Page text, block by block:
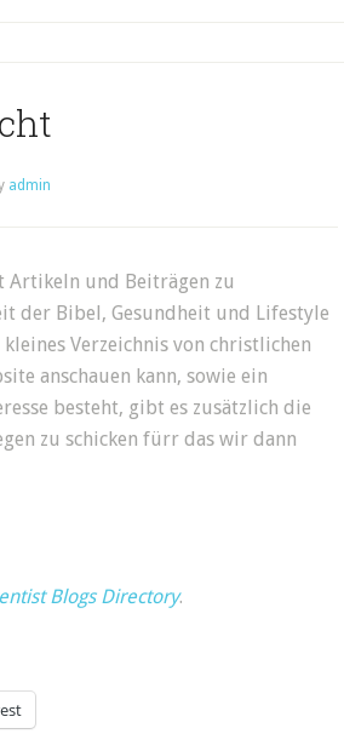
admin
und Beiträgen zu
der Bibel, Gesundheit und Lifestyle
Verzeichnis von christlichen
anschauen kann, sowie ein
besteht, gibt es zusätzlich die
zu schicken fürr das wir dann
Blogs Directory.